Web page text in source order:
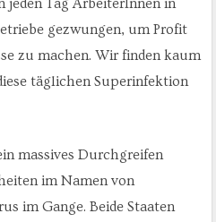
jeden Tag ArbeiterInnen in
gezwungen, um Profit
zu machen. Wir finden kaum
täglichen Superinfektion
massives Durchgreifen
im Namen von
im Gange. Beide Staaten